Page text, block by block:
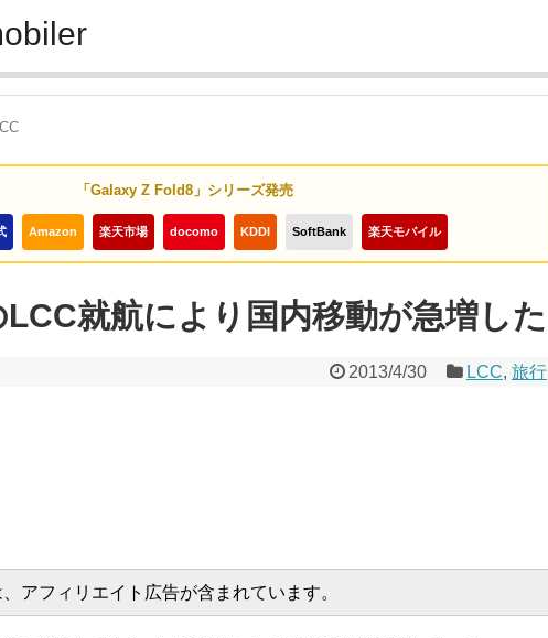
「Galaxy Z Fold8」シリーズ発売
Amazon 楽天市場 docomo KDDI SoftBank 楽天モバイル
LCC就航により国内移動が急増した
2013/4/30 LCC, 旅行
アフィリエイト広告が含まれています。